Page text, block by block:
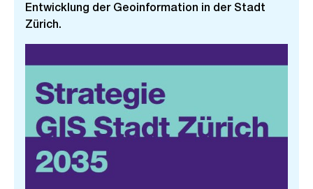
Entwicklung der Geoinformation in der Stadt
Zürich.